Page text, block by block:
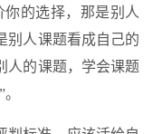
的选择，那是别人
别人课题看成自己的
人的课题，学会课题